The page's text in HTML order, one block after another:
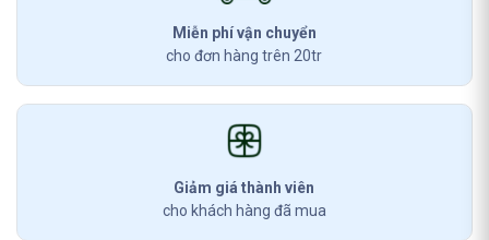
Miễn phí vận chuyển
cho đơn hàng trên 20tr
Giảm giá thành viên
cho khách hàng đã mua